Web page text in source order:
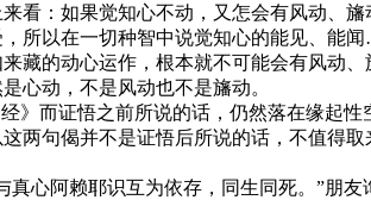
：如果觉知心不动，又怎会有风动、
所以在一切种智中说觉知心的能见、
藏的动心运作，根本就不可能会有风动
心动，不是风动也不是旛动。
而证悟之前所说的话，仍然落在缘起
两句偈并不是证悟后所说的话，不值得
阿赖耶识互为依存，同生同死。”朋友